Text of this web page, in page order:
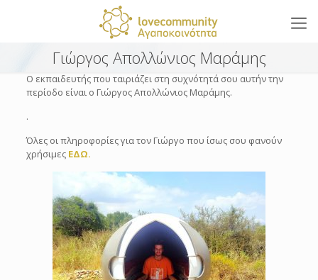
Γιώργος Απολλώνιος Μαράμης
Ο εκπαιδευτής που ταιριάζει στη συχνότητά σου αυτήν την
περίοδο είναι o Γιώργος Απολλώνιος Μαράμης.
.
Όλες οι πληροφορίες για τον Γιώργο που ίσως σου φανούν
χρήσιμες ΕΔΩ.